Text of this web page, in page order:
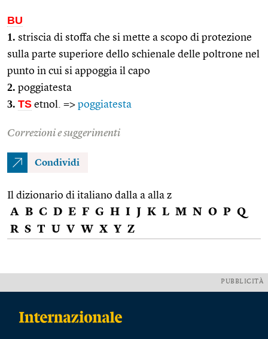
BU
1. striscia di stoffa che si mette a scopo di protezione
sulla parte superiore dello schienale delle poltrone nel
punto in cui si appoggia il capo
2. poggiatesta
3. TS etnol. => poggiatesta
Correzioni e suggerimenti
Condividi
Il dizionario di italiano dalla a alla z
A B C D E F G H I J K L M N O P Q
R S T U V W X Y Z
PUBBLICITÀ